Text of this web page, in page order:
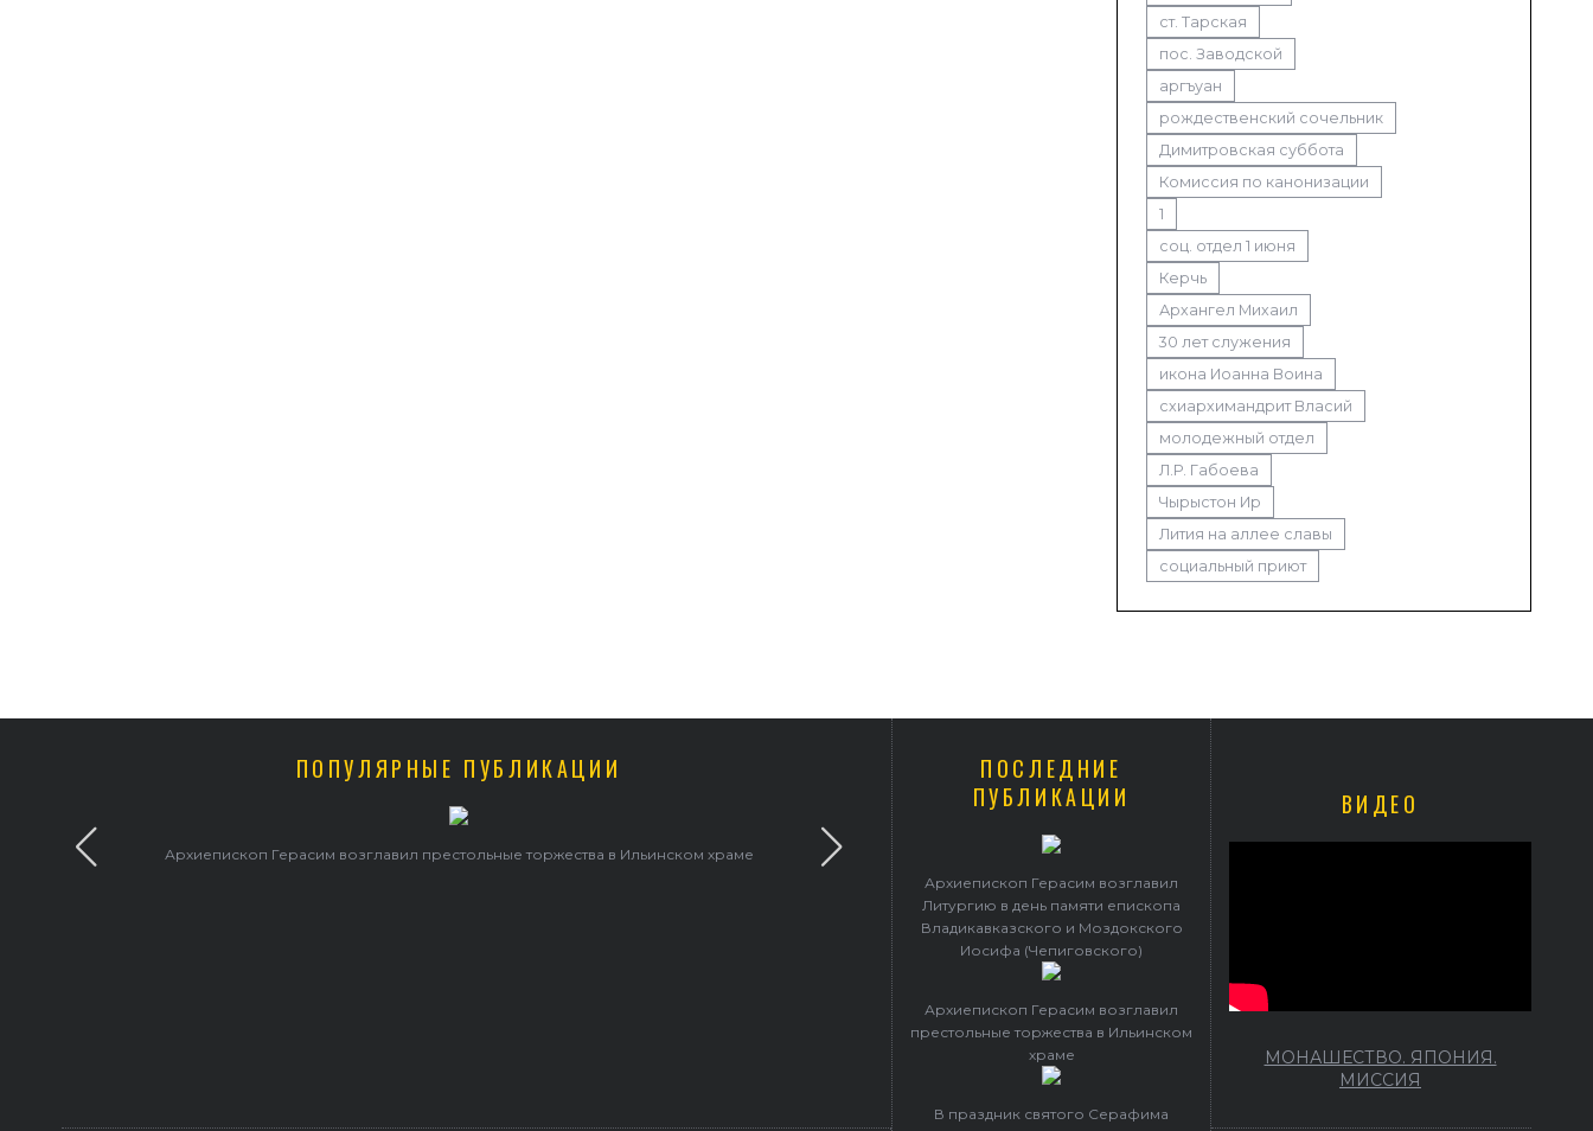
ст. Тарская
пос. Заводской
аргъуан
рождественский сочельник
Димитровская суббота
Комиссия по канонизации
1
соц. отдел 1 июня
Керчь
Архангел Михаил
30 лет служения
икона Иоанна Воина
схиархимандрит Власий
молодежный отдел
Л.Р. Габоева
Чырыстон Ир
Лития на аллее славы
социальный приют
ПОПУЛЯРНЫЕ ПУБЛИКАЦИИ
храме
В праздник святого Серафима Саровского архиепископ Герасим совершил Литургию в Покровском
ПОСЛЕДНИЕ
ПУБЛИКАЦИИ
Архиепископ Герасим возглавил
Литургию в день памяти епископа
Владикавказского и Моздокского
Иосифа (Чепиговского)
Архиепископ Герасим возглавил
престольные торжества в Ильинском
храме
В праздник святого Серафима
ВИДЕО
МОНАШЕСТВО. ЯПОНИЯ.
МИССИЯ